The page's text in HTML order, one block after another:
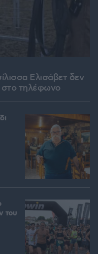
Ελισάβετ δεν
στο τηλέφωνο
του